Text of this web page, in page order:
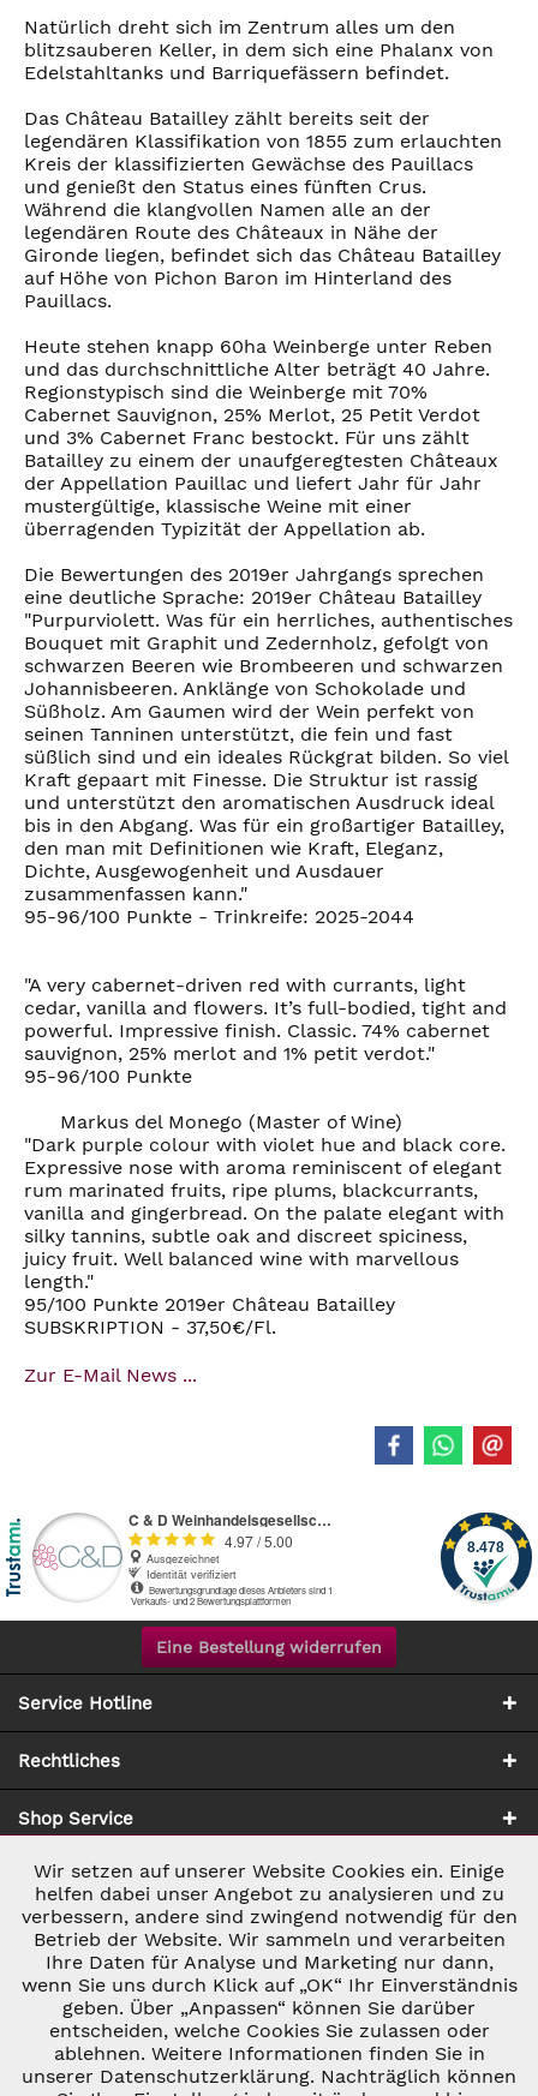
Natürlich dreht sich im Zentrum alles um den
blitzsauberen Keller, in dem sich eine Phalanx von
Edelstahltanks und Barriquefässern befindet.
Das Château Batailley zählt bereits seit der
legendären Klassifikation von 1855 zum erlauchten
Kreis der klassifizierten Gewächse des Pauillacs
und genießt den Status eines fünften Crus.
Während die klangvollen Namen alle an der
legendären Route des Châteaux in Nähe der
Gironde liegen, befindet sich das Château Batailley
auf Höhe von Pichon Baron im Hinterland des
Pauillacs.
Heute stehen knapp 60ha Weinberge unter Reben
und das durchschnittliche Alter beträgt 40 Jahre.
Regionstypisch sind die Weinberge mit 70%
Cabernet Sauvignon, 25% Merlot, 25 Petit Verdot
und 3% Cabernet Franc bestockt. Für uns zählt
Batailley zu einem der unaufgeregtesten Châteaux
der Appellation Pauillac und liefert Jahr für Jahr
mustergültige, klassische Weine mit einer
überragenden Typizität der Appellation ab.
Die Bewertungen des 2019er Jahrgangs sprechen
eine deutliche Sprache: 2019er Château Batailley
"Purpurviolett. Was für ein herrliches, authentisches
Bouquet mit Graphit und Zedernholz, gefolgt von
schwarzen Beeren wie Brombeeren und schwarzen
Johannisbeeren. Anklänge von Schokolade und
Süßholz. Am Gaumen wird der Wein perfekt von
seinen Tanninen unterstützt, die fein und fast
süßlich sind und ein ideales Rückgrat bilden. So viel
Kraft gepaart mit Finesse. Die Struktur ist rassig
und unterstützt den aromatischen Ausdruck ideal
bis in den Abgang. Was für ein großartiger Batailley,
den man mit Definitionen wie Kraft, Eleganz,
Dichte, Ausgewogenheit und Ausdauer
zusammenfassen kann."
95-96/100 Punkte - Trinkreife: 2025-2044
"A very cabernet-driven red with currants, light
cedar, vanilla and flowers. It’s full-bodied, tight and
powerful. Impressive finish. Classic. 74% cabernet
sauvignon, 25% merlot and 1% petit verdot."
95-96/100 Punkte
Markus del Monego (Master of Wine)
"Dark purple colour with violet hue and black core.
Expressive nose with aroma reminiscent of elegant
rum marinated fruits, ripe plums, blackcurrants,
vanilla and gingerbread. On the palate elegant with
silky tannins, subtle oak and discreet spiciness,
juicy fruit. Well balanced wine with marvellous
length."
95/100 Punkte 2019er Château Batailley
SUBSKRIPTION - 37,50€/Fl.
Zur E-Mail News ...
Eine Bestellung widerrufen
Service Hotline
Rechtliches
Shop Service
Zahlung & Versand
* ALLE PREISE INKL. GESETZL. UMSATZSTEUER ZZGL.
VERSANDKOSTEN
UND GGF. NACHNAHMEGEBÜHREN, WENN NICHT
ANDERS BESCHRIEBEN
Notwendig Aktiv
Marketing Inaktiv
Tracking Inaktiv
Inaktiv
Wir setzen auf unserer Website Cookies ein. Einige
helfen dabei unser Angebot zu analysieren und zu
verbessern, andere sind zwingend notwendig für den
Betrieb der Website. Wir sammeln und verarbeiten
Ihre Daten für Analyse und Marketing nur dann,
wenn Sie uns durch Klick auf „OK“ Ihr Einverständnis
geben. Über „Anpassen“ können Sie darüber
entscheiden, welche Cookies Sie zulassen oder
ablehnen. Weitere Informationen finden Sie in
unserer Datenschutzerklärung. Nachträglich können